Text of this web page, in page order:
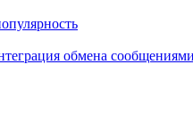
обмена